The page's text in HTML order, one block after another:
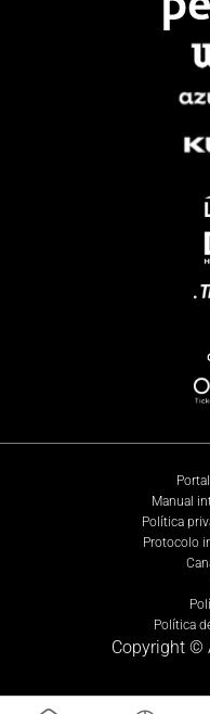
Manual
Política
Protocolo
Política
Copyright ©